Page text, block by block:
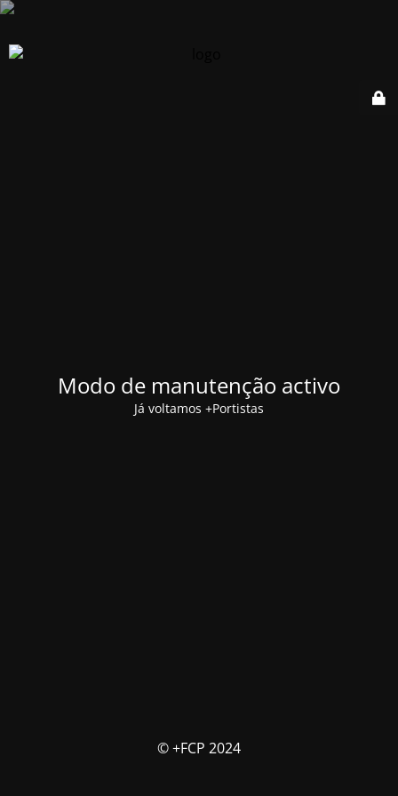
Modo de manutenção activo
Já voltamos +Portistas
© +FCP 2024